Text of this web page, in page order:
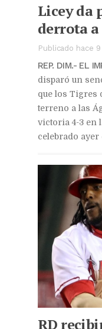
Licey da
derrota
Publicado hace 9
REP. DIM.- EL
disparó un
que los Tigres
terreno a las
victoria 4-3 en
celebrado ayer
RD